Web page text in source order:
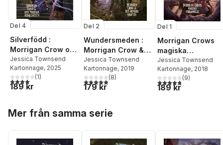
Del 4
Silverfödd :
Morrigan Crow och
den magiska
hemligheten
Jessica Townsend
Kartonnage, 2025
4,0utav 5 stjärnor. Totalt antal röster:
(1)
189 kr
Del 2
Wundersmeden :
Morrigan Crow &
den hemliga
kraften
Jessica Townsend
Kartonnage, 2019
4,9utav 5 stjärnor. Totalt antal röster:
(8)
179 kr
Del 1
Morrigan Crows
magiska
förbannelse
Jessica Townsend
Kartonnage, 2018
4,8utav 5 stjärnor.
(9)
189 kr
Mer från samma serie